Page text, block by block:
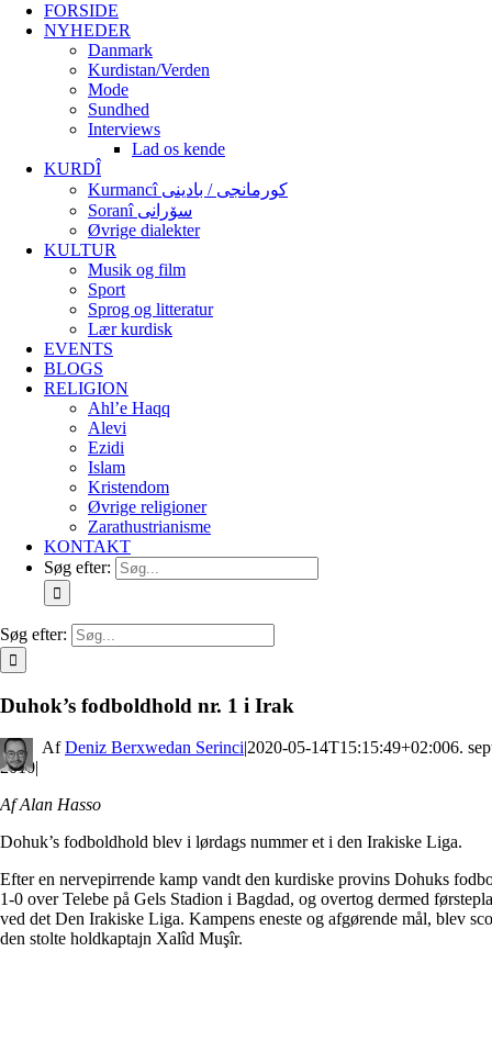
FORSIDE
NYHEDER
Danmark
Kurdistan/Verden
Mode
Sundhed
Interviews
Lad os kende
KURDÎ
Kurmancî کورمانجی / بادینی
Soranî سۆرانی
Øvrige dialekter
KULTUR
Musik og film
Sport
Sprog og litteratur
Lær kurdisk
EVENTS
BLOGS
RELIGION
Ahl’e Haqq
Alevi
Ezidi
Islam
Kristendom
Øvrige religioner
Zarathustrianisme
KONTAKT
Søg efter:
Søg efter:
Duhok’s fodboldhold nr. 1 i Irak
By Deniz Berxwedan Serinci|2020-05-14T15:15:49+02:006.
2010|
Af Alan Hasso
Dohuk’s fodboldhold blev i lørdags nummer et i den Irakiske Liga.
Efter en nervepirrende kamp vandt den kurdiske provins Dohuks
1-0 over Telebe på Gels Stadion i Bagdad, og overtog dermed
ved det Den Irakiske Liga. Kampens eneste og afgørende mål, blev
den stolte holdkaptajn Xalîd Muşîr.